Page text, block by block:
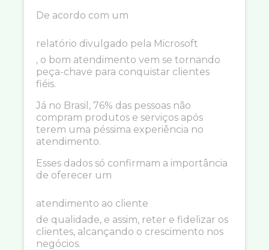
De acordo com um
relatório divulgado pela Microsoft
, o bom atendimento vem se tornando
peça-chave para conquistar clientes
fiéis.
Já no Brasil, 76% das pessoas não
compram produtos e serviços após
terem uma péssima experiência no
atendimento.
Esses dados só confirmam a importância
de oferecer um
atendimento ao cliente
de qualidade, e assim, reter e fidelizar os
clientes, alcançando o crescimento nos
negócios.